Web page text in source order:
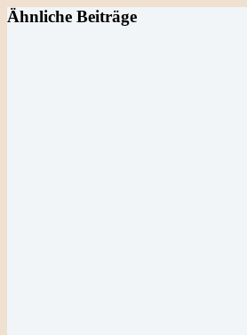
Ähnliche Beiträge